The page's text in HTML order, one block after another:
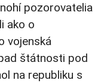
pozorovatelia
ako o
vojenská
štátnosti pod
na republiku s